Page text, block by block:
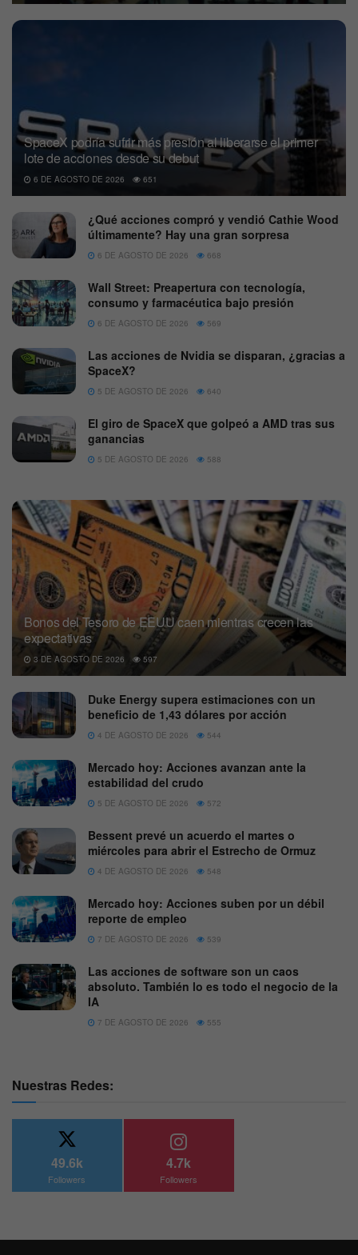
SpaceX podría sufrir más presión al liberarse el primer
lote de acciones desde su debut
6 DE AGOSTO DE 2026 651
¿Qué acciones compró y vendió Cathie Wood
últimamente? Hay una gran sorpresa
6 DE AGOSTO DE 2026 668
Wall Street: Preapertura con tecnología,
consumo y farmacéutica bajo presión
6 DE AGOSTO DE 2026 569
Las acciones de Nvidia se disparan, ¿gracias a
SpaceX?
5 DE AGOSTO DE 2026 640
El giro de SpaceX que golpeó a AMD tras sus
ganancias
5 DE AGOSTO DE 2026 588
Bonos del Tesoro de EEUU caen mientras crecen las
expectativas
3 DE AGOSTO DE 2026 597
Duke Energy supera estimaciones con un
beneficio de 1,43 dólares por acción
4 DE AGOSTO DE 2026 544
Mercado hoy: Acciones avanzan ante la
estabilidad del crudo
5 DE AGOSTO DE 2026 572
Bessent prevé un acuerdo el martes o
miércoles para abrir el Estrecho de Ormuz
4 DE AGOSTO DE 2026 548
Mercado hoy: Acciones suben por un débil
reporte de empleo
7 DE AGOSTO DE 2026 539
Las acciones de software son un caos
absoluto. También lo es todo el negocio de la
IA
7 DE AGOSTO DE 2026 555
Nuestras Redes:
49.6k
Followers
4.7k
Followers